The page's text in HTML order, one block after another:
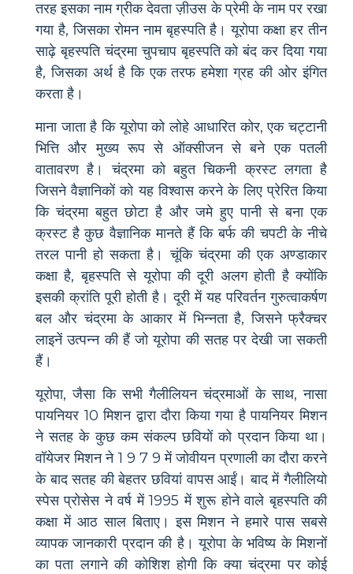
तरह इसका नाम ग्रीक देवता ज़ीउस के प्रेमी के नाम पर रखा
गया है, जिसका रोमन नाम बृहस्पति है। यूरोपा कक्षा हर तीन
साढ़े बृहस्पति चंद्रमा चुपचाप बृहस्पति को बंद कर दिया गया
है, जिसका अर्थ है कि एक तरफ हमेशा ग्रह की ओर इंगित
करता है।
माना जाता है कि यूरोपा को लोहे आधारित कोर, एक चट्टानी
भित्ति और मुख्य रूप से ऑक्सीजन से बने एक पतली
वातावरण है। चंद्रमा को बहुत चिकनी क्रस्ट लगता है
जिसने वैज्ञानिकों को यह विश्वास करने के लिए प्रेरित किया
कि चंद्रमा बहुत छोटा है और जमे हुए पानी से बना एक
क्रस्ट है कुछ वैज्ञानिक मानते हैं कि बर्फ की चपटी के नीचे
तरल पानी हो सकता है। चूंकि चंद्रमा की एक अण्डाकार
कक्षा है, बृहस्पति से यूरोपा की दूरी अलग होती है क्योंकि
इसकी क्रांति पूरी होती है। दूरी में यह परिवर्तन गुरुत्वाकर्षण
बल और चंद्रमा के आकार में भिन्नता है, जिसने फ्रैक्चर
लाइनें उत्पन्न की हैं जो यूरोपा की सतह पर देखी जा सकती
हैं।
यूरोपा, जैसा कि सभी गैलीलियन चंद्रमाओं के साथ, नासा
पायनियर 10 मिशन द्वारा दौरा किया गया है पायनियर मिशन
ने सतह के कुछ कम संकल्प छवियों को प्रदान किया था।
वॉयेजर मिशन ने 1 9 7 9 में जोवीयन प्रणाली का दौरा करने
के बाद सतह की बेहतर छवियां वापस आईं। बाद में गैलीलियो
स्पेस प्रोसेस ने वर्ष में 1995 में शुरू होने वाले बृहस्पति की
कक्षा में आठ साल बिताए। इस मिशन ने हमारे पास सबसे
व्यापक जानकारी प्रदान की है। यूरोपा के भविष्य के मिशनों
का पता लगाने की कोशिश होगी कि क्या चंद्रमा पर कोई